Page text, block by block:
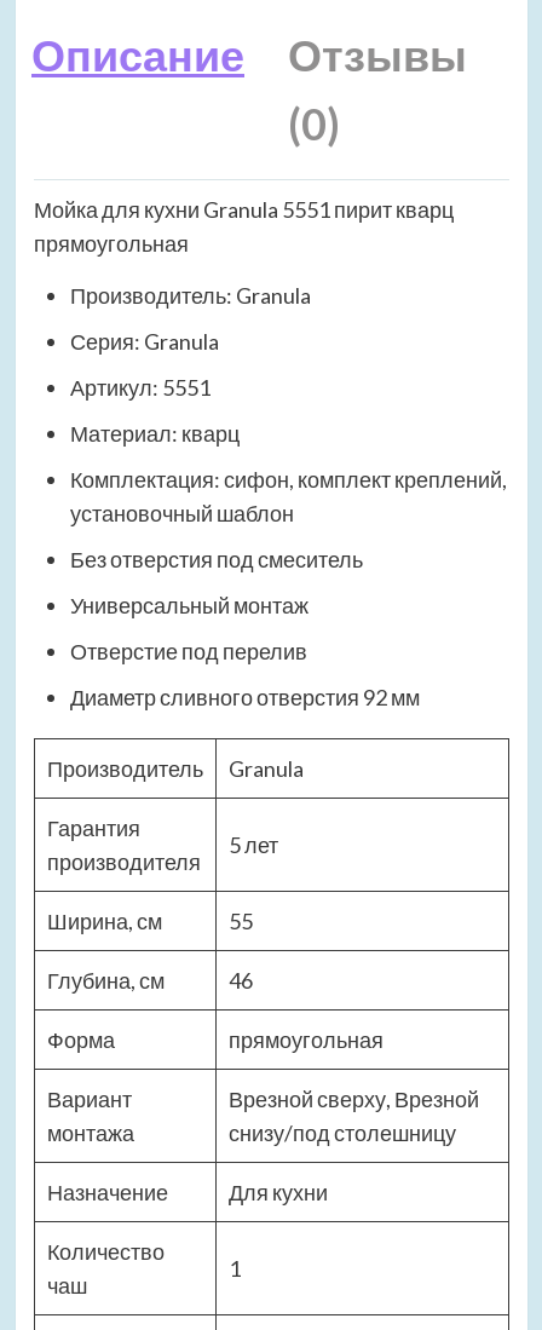
Описание
Отзывы
(0)
Мойка для кухни Granula 5551 пирит кварц
прямоугольная
Производитель: Granula
Серия: Granula
Артикул: 5551
Материал: кварц
Комплектация: сифон, комплект креплений,
установочный шаблон
Без отверстия под смеситель
Универсальный монтаж
Отверстие под перелив
Диаметр сливного отверстия 92 мм
Производитель Granula
Гарантия
производителя
5 лет
Ширина, см 55
Глубина, см 46
Форма прямоугольная
Вариант
монтажа
Врезной сверху, Врезной
снизу/под столешницу
Назначение Для кухни
Количество
чаш
1